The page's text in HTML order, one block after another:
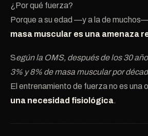
¿Por qué fuerza?
Porque a su edad —y a la de
masa muscular es una amenaza
Según la OMS, después de los 30
3% y 8% de masa muscular por
El entrenamiento de fuerza no es una
una necesidad fisiológica.